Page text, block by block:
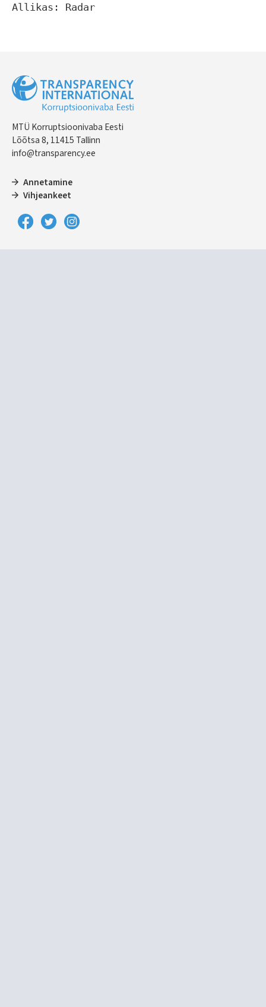
Allikas: Radar
MTÜ Korruptsioonivaba Eesti
Lõõtsa 8, 11415 Tallinn
info@transparency.ee
Annetamine
Vihjeankeet